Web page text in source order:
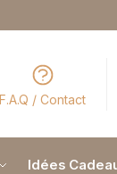
F.A.Q / Contact
Idées